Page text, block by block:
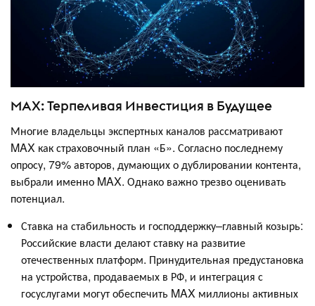
MAX: Терпеливая Инвестиция в Будущее
Многие владельцы экспертных каналов рассматривают
MAX как страховочный план «Б». Согласно последнему
опросу, 79% авторов, думающих о дублировании контента,
выбрали именно MAX. Однако важно трезво оценивать
потенциал.
Ставка на стабильность и господдержку–главный козырь:
Российские власти делают ставку на развитие
отечественных платформ. Принудительная предустановка
на устройства, продаваемых в РФ, и интеграция с
госуслугами могут обеспечить MAX миллионы активных